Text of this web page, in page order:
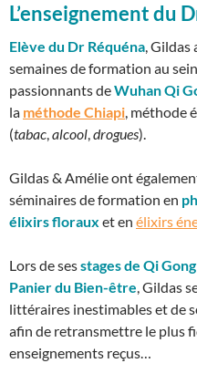
L’enseignement du
Elève du Dr Réquéna, Gildas
semaines de formation au
passionnants deWuhan Qi
la méthode Chiapi, méthode
(tabac,alcool,drogues).
Gildas & Amélie ont
séminaires de formation en
élixirs floraux et en élixirs
Lors de sesstages de Qi Gong
Panier du Bien-être, Gildas
littéraires inestimables et de
afin de retransmettre le plus
enseignements reçus…